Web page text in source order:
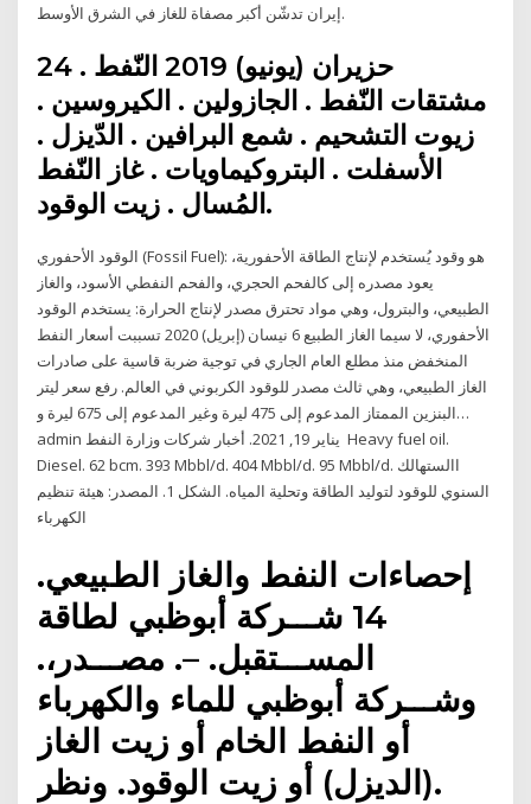
إيران تدشّن أكبر مصفاة للغاز في الشرق الأوسط.
24 حزيران (يونيو) 2019 النّفط .
مشتقات النّفط . الجازولين . الكيروسين .
زيوت التشحيم . شمع البرافين . الدّيزل .
الأسفلت . البتروكيماويات . غاز النّفط
المُسال . زيت الوقود.
الوقود الأحفوري (Fossil Fuel): هو وقود يُستخدم لإنتاج الطاقة الأحفورية،
يعود مصدره إلى كالفحم الحجري، والفحم النفطي الأسود، والغاز
الطبيعي، والبترول، وهي مواد تحترق مصدر لإنتاج الحرارة: يستخدم الوقود
الأحفوري، لا سيما الغاز الطبيع 6 نيسان (إبريل) 2020 تسببت أسعار النفط
المنخفض منذ مطلع العام الجاري في توجية ضربة قاسية على صادرات
الغاز الطبيعي، وهي ثالث مصدر للوقود الكربوني في العالم. رفع سعر ليتر
البنزين الممتاز المدعوم إلى 475 ليرة وغير المدعوم إلى 675 ليرة و…
admin يناير 19, 2021. أخبار شركات وزارة النفط Heavy fuel oil.
Diesel. 62 bcm. 393 Mbbl/d. 404 Mbbl/d. 95 Mbbl/d. االستهالك
السنوي للوقود لتوليد الطاقة وتحلية المياه. الشكل 1. المصدر: هيئة تنظيم
إﺣﺼﺎءات اﻟﻨﻔﻂ واﻟﻐﺎز اﻟﻂﺒﯿﻌﻲ.
14 شـــركة أبوظبي لطاقة
المســـتقبل. –. مصـــدر،.
وشـــركة أبوظبي للماء والكھرباء
أو النفط الخام أو زيت الغاز
(الديزل) أو زيت الوقود. ونظر.